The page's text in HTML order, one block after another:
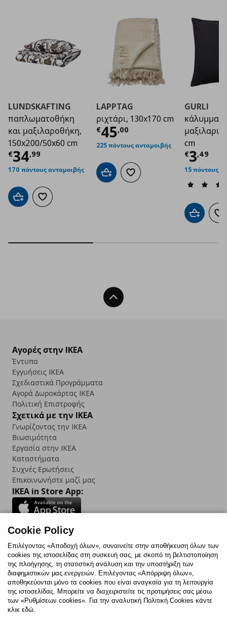
LUNDSKAFTING
παπλωματοθήκη
και μαξιλαροθήκη,
150x200/50x60 cm
€34,99
Τρέχουσα τιμή € 34,99
170 πόντους ανταμοιβής
Προσθήκη στο καλάθι
Προσθήκη στα αγαπημένα
LAPPTAG
ριχτάρι, 130x170 cm
€45,00
Τρέχουσα τιμή€
225 πόντους ανταμοιβής
Προσθήκη στο καλάθι
Προσθήκη στα αγαπημένα
GURLI
κάλυμμα
cm
€3,49
15 πόντους
Προσθήκη
Back To Top
Αγορές στην IKEA
Έντυπα
Εγγυήσεις IKEA
Σχεδιαστικά Προγράμματα
Αγορά Δωρoκάρτας IKEA
Πολιτική Επιστροφής
Σχετικά με την IKEA
Γνωρίζοντας την IKEA
Βιωσιμότητα
Εργασία στην IKEA
Καταστήματα
Συχνές Ερωτήσεις
Επικοινωνήστε μαζί μας
IKEA in Store App:
Follow us:
FacebookInstagram
TikTokYoutubePinterestTwitter
Cookie Policy
Επιλέγοντας «Αποδοχή όλων», συναινείτε στην αποθήκευση όλων των
cookies της ιστοσελίδας στη συσκευή σας, με σκοπό τη βελτιστοποίηση
της πλοήγησης, τη στατιστική ανάλυση και την υποστήριξη των
διαφημιστικών μας ενεργειών. Επιλέγοντας «Απόρριψη όλων»,
αποθηκεύονται μόνο τα cookies που είναι αναγκαία για τη λειτουργία
της ιστοσελίδας. Μπορείτε να διαχειριστείτε τις προτιμήσεις σας μέσω
των «Ρυθμίσεων cookies». Για την αναλυτική Πολιτική Cookies κάντε
κλικ εδώ.